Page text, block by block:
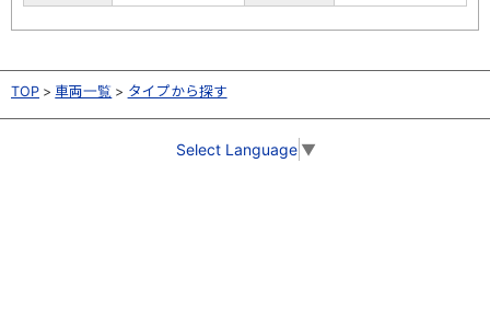
TOP 車両一覧 タイプから探す
Select Language ▼